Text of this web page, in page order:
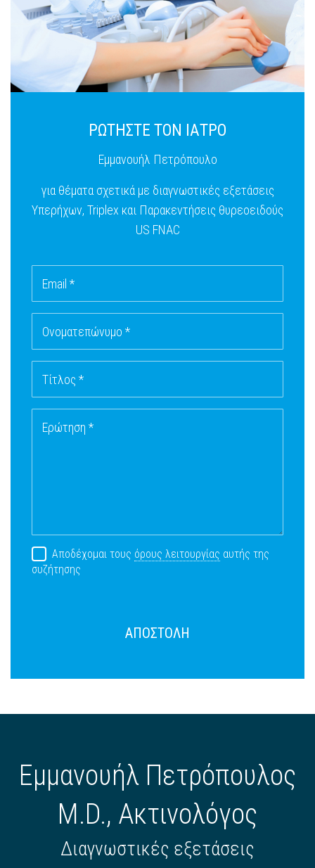
ΡΩΤΗΣΤΕ ΤΟΝ ΙΑΤΡΟ
Εμμανουήλ Πετρόπουλο
για θέματα σχετικά με διαγνωστικές εξετάσεις
Υπερήχων, Triplex και Παρακεντήσεις θυρεοειδούς
US FNAC
Email *
Ονοματεπώνυμο *
Τίτλος *
Ερώτηση *
Αποδέχομαι τους όρους λειτουργίας αυτής της
συζήτησης
ΑΠΟΣΤΟΛΗ
Εμμανουήλ Πετρόπουλος
M.D., Ακτινολόγος
Διαγνωστικές εξετάσεις